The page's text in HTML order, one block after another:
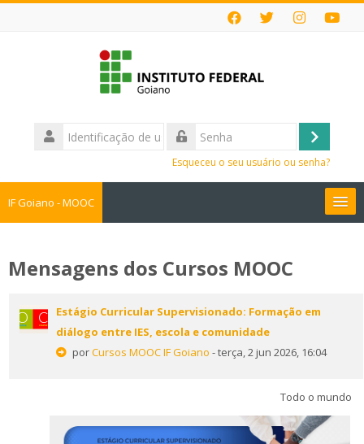
Identificação
de
Acessar
Esqueceu o seu usuário ou senha?
IF Goiano - MOOC
Faça sua Inscrição
Perguntas Frequentes
Mensagens dos Cursos MOOC
Estágio Curricular Supervisionado: Formação em
diálogo entre IES, escola e comunidade
porCursos MOOC IF Goiano - terça, 2 jun 2026, 16:04
Todo o mundo